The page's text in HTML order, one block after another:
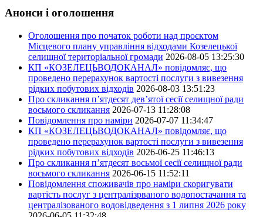
Анонси і оголошення
Оголошення про початок роботи над проєктом
Місцевого плану управління відходами Козелецької
селищної територіальної громади 2026-08-05 13:25:30
КП «КОЗЕЛЕЦЬВОДОКАНАЛ» повідомляє, що
проведено перерахунок вартості послуги з вивезення
рідких побутових відходів 2026-08-03 13:51:23
Про скликання п’ятдесят дев’ятої сесії селищної ради
восьмого скликання 2026-07-13 11:28:08
Повідомлення про наміри 2026-07-07 11:34:47
КП «КОЗЕЛЕЦЬВОДОКАНАЛ» повідомляє, що
проведено перерахунок вартості послуги з вивезення
рідких побутових відходів 2026-06-25 11:46:13
Про скликання п’ятдесят восьмої сесії селищної ради
восьмого скликання 2026-06-15 11:52:11
Повідомлення споживачів про наміри скоригувати
вартість послуг з централізрваного водопостачання та
централізованого водовідведення з 1 липня 2026 року